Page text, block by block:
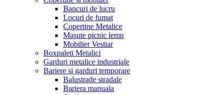
Bancuri de lucru
Locuri de fumat
Copertine Metalice
Masute picnic lemn
Mobilier Vestiar
Boxpaleti Metalici
Garduri metalice industriale
Bariere si garduri temporare
Balustrade stradale
Bariera manuala